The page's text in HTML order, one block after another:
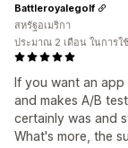
If you want an
and makes A/B
certainly was and
What's more, the
Battleroyalegolf
สหรัฐอเมริกา
ประมาณ 2 เดือน ในการใ